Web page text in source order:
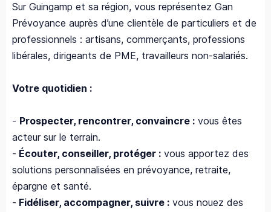
Sur Guingamp et sa région, vous représentez Gan
Prévoyance auprès d’une clientèle de particuliers et de
professionnels : artisans, commerçants, professions
libérales, dirigeants de PME, travailleurs non-salariés.
Votre quotidien :
- Prospecter, rencontrer, convaincre : vous êtes
acteur sur le terrain.
- Écouter, conseiller, protéger : vous apportez des
solutions personnalisées en prévoyance, retraite,
épargne et santé.
- Fidéliser, accompagner, suivre : vous nouez des